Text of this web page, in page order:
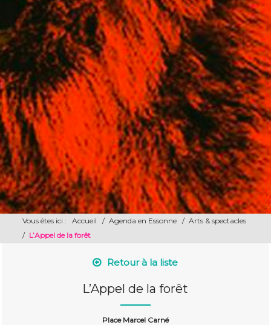
Vous êtes ici : Accueil / Agenda en Essonne / Arts & spectacles
/ L’Appel de la forêt
Retour à la liste
L’Appel de la forêt
Place Marcel Carné